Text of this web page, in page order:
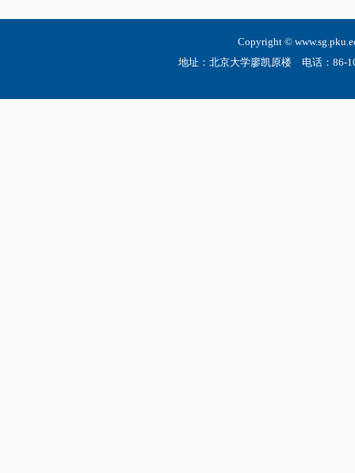
Copyright ©
地址：北京大学廖凯原楼 电话：86-